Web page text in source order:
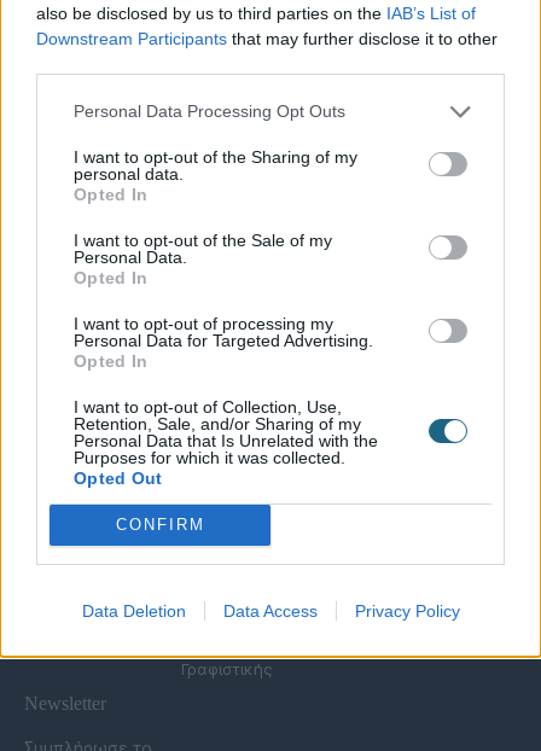
also be disclosed by us to third parties on the IAB’s List of
Downstream Participants that may further disclose it to other
Personal Data Processing Opt Outs
I want to opt-out of the Sharing of my
personal data.
Opted In
I want to opt-out of the Sale of my
Personal Data.
Opted In
I want to opt-out of processing my
Personal Data for Targeted Advertising.
Opted In
I want to opt-out of Collection, Use,
Retention, Sale, and/or Sharing of my
Personal Data that Is Unrelated with the
Purposes for which it was collected.
Opted Out
CONFIRM
Data Deletion Data Access Privacy Policy
info@spagenesis.gr
Ωράριο Λειτουργίας
Δευ - Παρ: 09:00 - 18:00
Σάββατο: 10:00 - 19:00
Χρήσιμες Σελίδες
Καριέρα
Τα Νέα μας
Απορρήτου
Όροι Χρήσης Eshop
Συχνές Ερωτήσεις
Τρόποι Πληρωμής &
Spa Marketing &
Προσωπικού
Digital Marketing
Wellness Real Estate
Ανακαίνιση Spa
Εξοπλισμός
Γραφιστικής
Εξειδικευμένα
Σεμινάρια
Σεμινάρια
Αισθητικής
Σεμινάρια Μασάζ
Σεμινάρια
Newsletter